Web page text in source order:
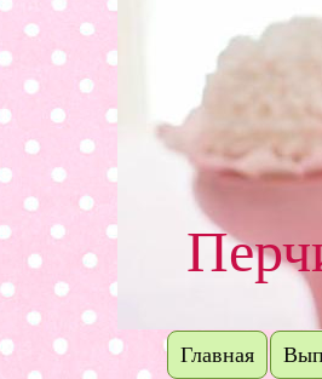
Главная